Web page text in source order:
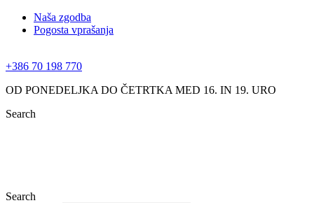
Naša zgodba
Pogosta vprašanja
+386 70 198 770
OD PONEDELJKA DO ČETRTKA MED 16. IN 19. URO
Search
Search